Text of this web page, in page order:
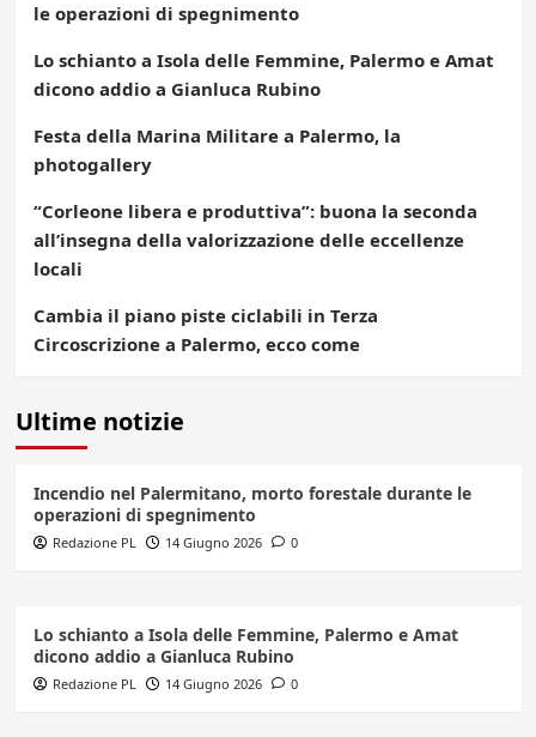
le operazioni di spegnimento
Lo schianto a Isola delle Femmine, Palermo e Amat
dicono addio a Gianluca Rubino
Festa della Marina Militare a Palermo, la
photogallery
“Corleone libera e produttiva”: buona la seconda
all’insegna della valorizzazione delle eccellenze
locali
Cambia il piano piste ciclabili in Terza
Circoscrizione a Palermo, ecco come
Ultime notizie
Incendio nel Palermitano, morto forestale durante le
operazioni di spegnimento
Redazione PL 14 Giugno 2026 0
Lo schianto a Isola delle Femmine, Palermo e Amat
dicono addio a Gianluca Rubino
Redazione PL 14 Giugno 2026 0